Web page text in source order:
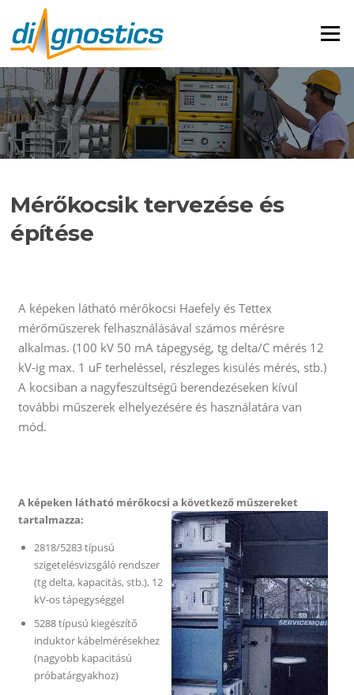
Menü
Mérőkocsik tervezése és
építése
A képeken látható mérőkocsi Haefely és Tettex
mérőműszerek felhasználásával számos mérésre
alkalmas. (100 kV 50 mA tápegység, tg delta/C mérés 12
kV-ig max. 1 uF terheléssel, részleges kisülés mérés, stb.)
A kocsiban a nagyfeszültségű berendezéseken kívül
további műszerek elhelyezésére és használatára van
mód.
A képeken látható mérőkocsi a következő műszereket
tartalmazza:
2818/5283 típusú
szigetelésvizsgáló rendszer
(tg delta, kapacitás, stb.), 12
kV-os tápegységgel
5288 típusú kiegészítő
induktor kábelmérésekhez
(nagyobb kapacitású
próbatárgyakhoz)